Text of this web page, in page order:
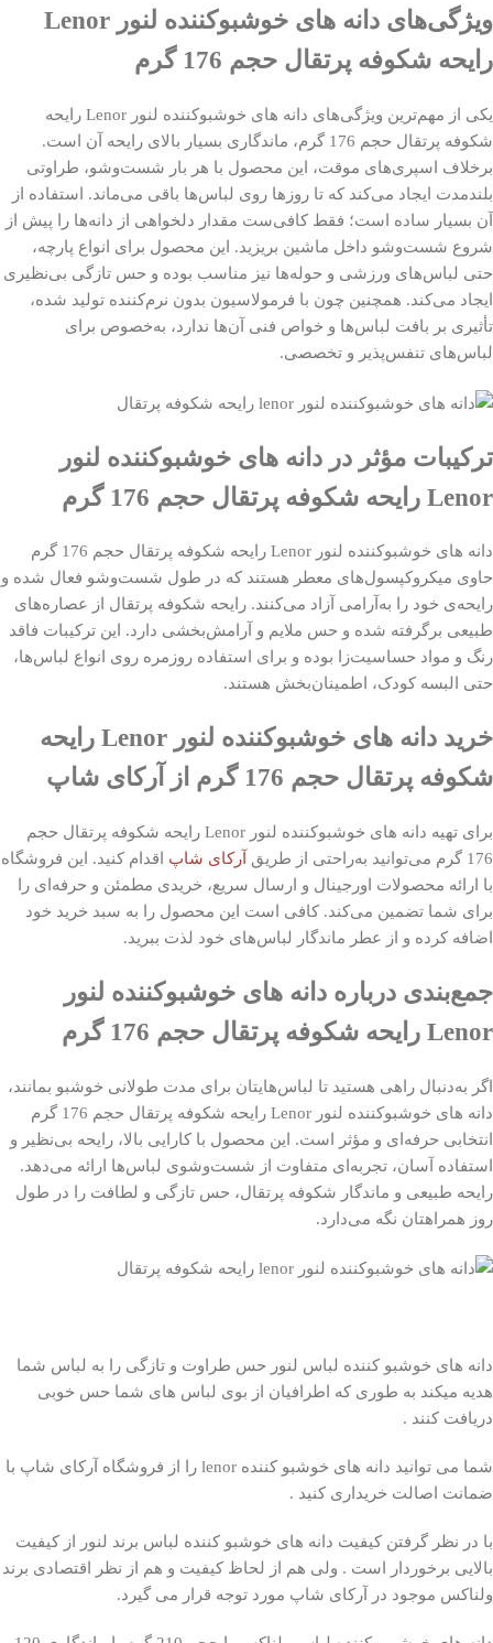
ویژگی‌های دانه های خوشبوکننده لنور Lenor
رایحه شکوفه پرتقال حجم 176 گرم
یکی از مهم‌ترین ویژگی‌های دانه های خوشبوکننده لنور Lenor رایحه
شکوفه پرتقال حجم 176 گرم، ماندگاری بسیار بالای رایحه آن است.
برخلاف اسپری‌های موقت، این محصول با هر بار شست‌وشو، طراوتی
بلندمدت ایجاد می‌کند که تا روزها روی لباس‌ها باقی می‌ماند. استفاده از
آن بسیار ساده است؛ فقط کافی‌ست مقدار دلخواهی از دانه‌ها را پیش از
شروع شست‌وشو داخل ماشین بریزید. این محصول برای انواع پارچه،
حتی لباس‌های ورزشی و حوله‌ها نیز مناسب بوده و حس تازگی بی‌نظیری
ایجاد می‌کند. همچنین چون با فرمولاسیون بدون نرم‌کننده تولید شده،
تأثیری بر بافت لباس‌ها و خواص فنی آن‌ها ندارد، به‌خصوص برای
لباس‌های تنفس‌پذیر و تخصصی.
ترکیبات مؤثر در دانه های خوشبوکننده لنور
Lenor رایحه شکوفه پرتقال حجم 176 گرم
دانه های خوشبوکننده لنور Lenor رایحه شکوفه پرتقال حجم 176 گرم
حاوی میکروکپسول‌های معطر هستند که در طول شست‌وشو فعال شده و
رایحه‌ی خود را به‌آرامی آزاد می‌کنند. رایحه شکوفه پرتقال از عصاره‌های
طبیعی برگرفته شده و حس ملایم و آرامش‌بخشی دارد. این ترکیبات فاقد
رنگ و مواد حساسیت‌زا بوده و برای استفاده روزمره روی انواع لباس‌ها،
حتی البسه کودک، اطمینان‌بخش هستند.
خرید دانه های خوشبوکننده لنور Lenor رایحه
شکوفه پرتقال حجم 176 گرم از آرکای شاپ
برای تهیه دانه های خوشبوکننده لنور Lenor رایحه شکوفه پرتقال حجم
176 گرم می‌توانید به‌راحتی از طریق
آرکای شاپ اقدام کنید. این فروشگاه
با ارائه محصولات اورجینال و ارسال سریع، خریدی مطمئن و حرفه‌ای را
برای شما تضمین می‌کند. کافی است این محصول را به سبد خرید خود
اضافه کرده و از عطر ماندگار لباس‌های خود لذت ببرید.
جمع‌بندی درباره دانه های خوشبوکننده لنور
Lenor رایحه شکوفه پرتقال حجم 176 گرم
اگر به‌دنبال راهی هستید تا لباس‌هایتان برای مدت طولانی خوشبو بمانند،
دانه های خوشبوکننده لنور Lenor رایحه شکوفه پرتقال حجم 176 گرم
انتخابی حرفه‌ای و مؤثر است. این محصول با کارایی بالا، رایحه بی‌نظیر و
استفاده آسان، تجربه‌ای متفاوت از شست‌وشوی لباس‌ها ارائه می‌دهد.
رایحه طبیعی و ماندگار شکوفه پرتقال، حس تازگی و لطافت را در طول
روز همراهتان نگه می‌دارد.
دانه های خوشبو کننده لباس لنور حس طراوت و تازگی را به لباس شما
هدیه میکند به طوری که اطرافیان از بوی لباس های شما حس خوبی
دریافت کنند .
شما می توانید دانه های خوشبو کننده lenor را از فروشگاه آرکای شاپ با
ضمانت اصالت خریداری کنید .
با در نظر گرفتن کیفیت دانه های خوشبو کننده لباس برند لنور از کیفیت
بالایی برخوردار است . ولی هم از لحاظ کیفیت و هم از نظر اقتصادی برند
ولناکس موجود در آرکای شاپ مورد توجه قرار می گیرد.